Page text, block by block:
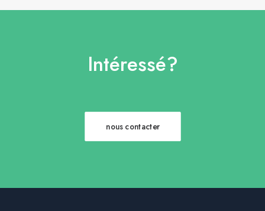
Intéressé?
nous contacter